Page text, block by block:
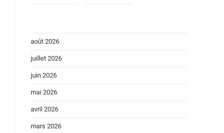
août 2026
juillet 2026
juin 2026
mai 2026
avril 2026
mars 2026